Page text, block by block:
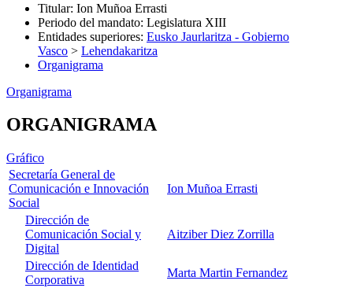
Titular: Ion Muñoa Errasti
Periodo del mandato: Legislatura XIII
Entidades superiores: Eusko Jaurlaritza - Gobierno
Vasco > Lehendakaritza
Organigrama
Organigrama
ORGANIGRAMA
Gráfico
Secretaría General de
Comunicación e Innovación
Social
Ion Muñoa Errasti
Dirección de
Comunicación Social y
Digital
Aitziber Diez Zorrilla
Dirección de Identidad
Corporativa
Marta Martin Fernandez